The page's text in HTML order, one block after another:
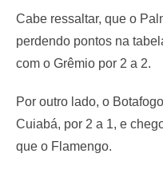
Cabe ressaltar, que o
perdendo pontos na
com o Grêmio por 2 a 2.
Por outro lado, o
Cuiabá, por 2 a 1, e
que o Flamengo.